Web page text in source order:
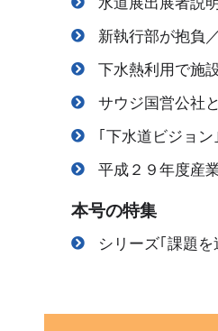
新執行部が抱負
下水熱利用で施
サウジ国営公社
｢下水道ビジョ
平成２９年度産
本号の特集
シリーズ｢課題を